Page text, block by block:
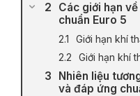
Các giới hạn
chuẩn Euro 5
Giới hạn khí
Giới hạn khí
Nhiên liệu
và đáp ứng